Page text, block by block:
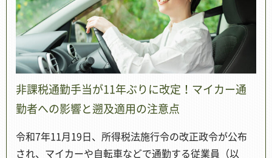
非課税通勤手当が11年ぶりに改定！マイカー通
勤者への影響と遡及適用の注意点
令和7年11月19日、所得税法施行令の改正政令が公布
され、マイカーや自転車などで通勤する従業員（以